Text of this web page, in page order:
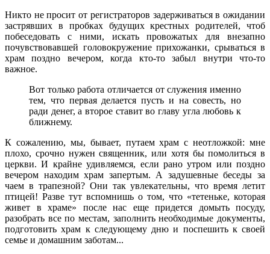
Никто не просит от регистраторов задерживаться в ожидании
застрявших в пробках будущих крестных родителей, чтоб
побеседовать с ними, искать провожатых для внезапно
почувствовавшей головокружение прихожанки, срываться в
храм поздно вечером, когда кто-то забыл внутри что-то
важное.
Вот только работа отличается от служения именно
тем, что первая делается пусть и на совесть, но
ради денег, а второе ставит во главу угла любовь к
ближнему.
К сожалению, мы, бывает, путаем храм с неотложкой: мне
плохо, срочно нужен священник, или хотя бы помолиться в
церкви. И крайне удивляемся, если рано утром или поздно
вечером находим храм запертым. А задушевные беседы за
чаем в трапезной? Они так увлекательны, что время летит
птицей! Разве тут вспомнишь о том, что «тетеньке, которая
живет в храме» после нас еще придется домыть посуду,
разобрать все по местам, заполнить необходимые документы,
подготовить храм к следующему дню и поспешить к своей
семье и домашним заботам...